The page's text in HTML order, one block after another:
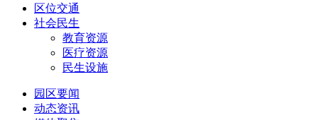
区位交通
社会民生
教育资源
医疗资源
民生设施
园区要闻
动态资讯